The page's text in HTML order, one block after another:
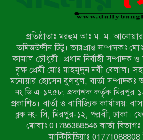
রাজশাহীর
আদমদীঘিতে শুমারি
যোগ্যতার ভিত্তিতে
নির্বাচিতদের আ.লীগ
সংবাদ প্রকাশের
নেওয়ার হুমকি
পরিচয় দেওয়া
উখিয়ায় বিজিবির
প্রতিষ্ঠাতাঃ মরহুম আঃ ম. ম.
তমিজউদ্দীন টিটু। ভারপ্রাপ্ত সম্পাদকঃ
কামাল চৌধুরী। প্রধান নির্বাহী সম্পাদক ও
বৃক্ষ প্রেমী মোঃ মাহমুদুন নবী বেলাল।
মনোয়ার হোসেন বুলবুল, বার্তা সম্পাদকঃ
নং ডি এ-১৭৫৮, প্রকাশক কর্তৃক মিরপুর
প্রকাশিত। বার্তা ও বাণিজ্যিক কার্যালয়:
ব্লক নং- সি, মিরপুর-১২, পল্লবী, ঢাকা।
মোবাঃ 01786388546 বার্তা
মাল্টিমিডিয়াঃ